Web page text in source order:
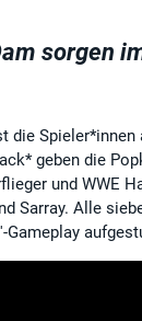
sorgen
die
geben die
und WWE
Sarray. Alle
Gameplay